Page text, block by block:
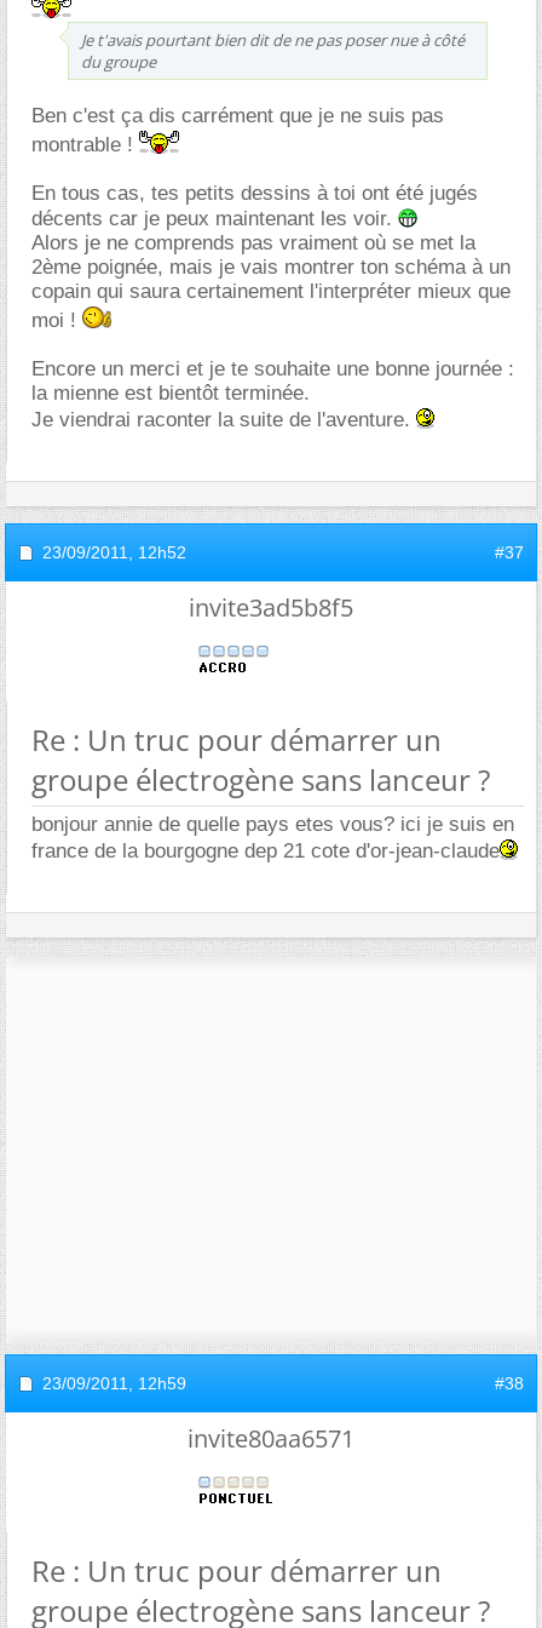
Je t'avais pourtant bien dit de ne pas poser nue à côté
du groupe
Ben c'est ça dis carrément que je ne suis pas
montrable !
En tous cas, tes petits dessins à toi ont été jugés
décents car je peux maintenant les voir.
Alors je ne comprends pas vraiment où se met la
2ème poignée, mais je vais montrer ton schéma à un
copain qui saura certainement l'interpréter mieux que
moi !
Encore un merci et je te souhaite une bonne journée :
la mienne est bientôt terminée.
Je viendrai raconter la suite de l'aventure.
23/09/2011, 12h52 #37
invite3ad5b8f5
Re : Un truc pour démarrer un
groupe électrogène sans lanceur ?
bonjour annie de quelle pays etes vous? ici je suis en
france de la bourgogne dep 21 cote d'or-jean-claude
23/09/2011, 12h59 #38
invite80aa6571
Re : Un truc pour démarrer un
groupe électrogène sans lanceur ?